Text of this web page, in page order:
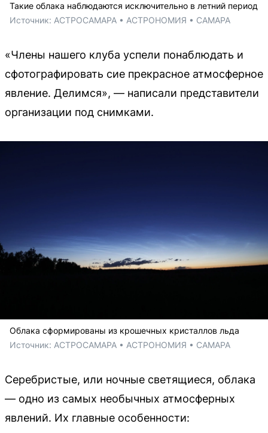
Такие облака наблюдаются исключительно в летний период
Источник: АСТРОСАМАРА • АСТРОНОМИЯ • САМАРА
«Члены нашего клуба успели понаблюдать и
сфотографировать сие прекрасное атмосферное
явление. Делимся», — написали представители
организации под снимками.
Облака сформированы из крошечных кристаллов льда
Источник: АСТРОСАМАРА • АСТРОНОМИЯ • САМАРА
Серебристые, или ночные светящиеся, облака
— одно из самых необычных атмосферных
явлений. Их главные особенности: